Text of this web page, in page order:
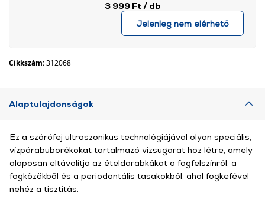
3 999 Ft / db
Jelenleg nem elérhető
Cikkszám:312068
Alaptulajdonságok
Ez a szórófej ultraszonikus technológiájával olyan speciális,
vízpárabuborékokat tartalmazó vízsugarat hoz létre, amely
alaposan eltávolítja az ételdarabkákat a fogfelszínről, a
fogközökből és a periodontális tasakokból, ahol fogkefével
nehéz a tisztítás.